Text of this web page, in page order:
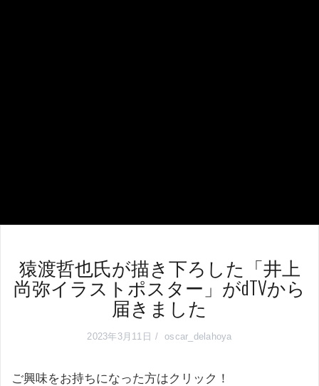
猿渡哲也氏が描き下ろした「井上
尚弥イラストポスター」がdTVから
届きました
2023年3月11日 oscar_delahoya
ご興味をお持ちになった方はクリック！